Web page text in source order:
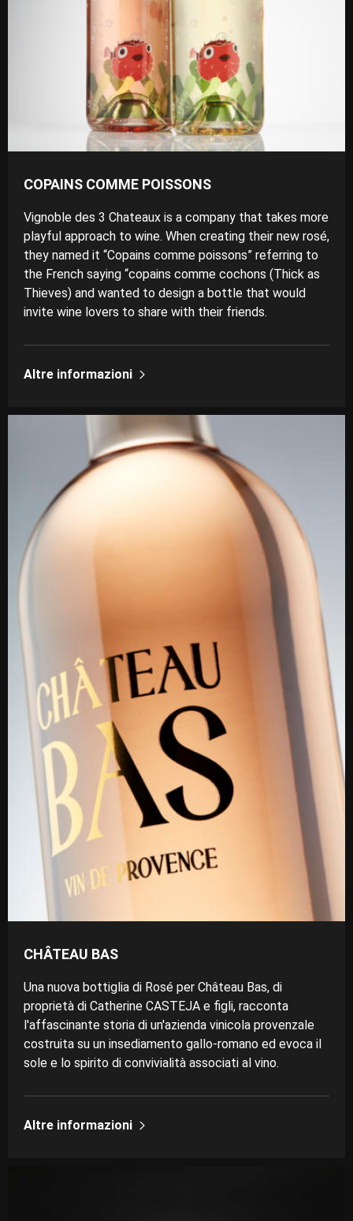
COPAINS COMME POISSONS
Vignoble des 3 Chateaux is a company that takes more
playful approach to wine. When creating their new rosé,
they named it “Copains comme poissons” referring to
the French saying “copains comme cochons (Thick as
Thieves) and wanted to design a bottle that would
invite wine lovers to share with their friends.
Altre informazioni
CHÂTEAU BAS
Una nuova bottiglia di Rosé per Château Bas, di
proprietà di Catherine CASTEJA e figli, racconta
l'affascinante storia di un'azienda vinicola provenzale
costruita su un insediamento gallo-romano ed evoca il
sole e lo spirito di convivialità associati al vino.
Altre informazioni